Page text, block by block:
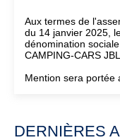
Aux termes de
du 14 janvier 2025,
dénomination
CAMPING-CARS
Mention sera portée
DERNIÈRES